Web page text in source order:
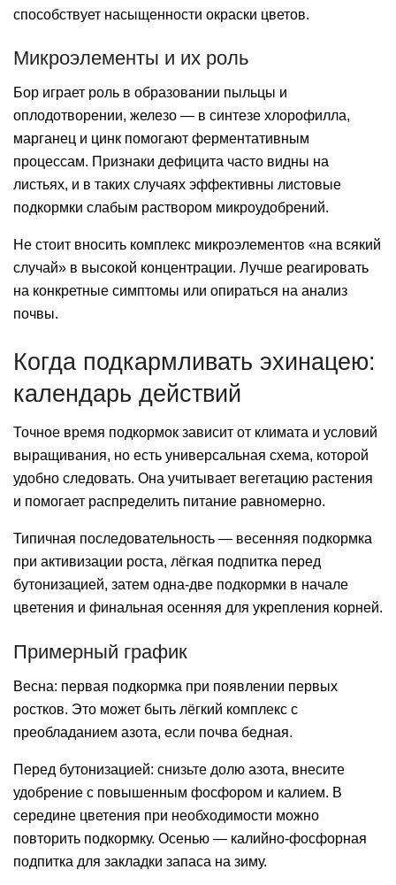
способствует насыщенности окраски цветов.
Микроэлементы и их роль
Бор играет роль в образовании пыльцы и
оплодотворении, железо — в синтезе хлорофилла,
марганец и цинк помогают ферментативным
процессам. Признаки дефицита часто видны на
листьях, и в таких случаях эффективны листовые
подкормки слабым раствором микроудобрений.
Не стоит вносить комплекс микроэлементов «на всякий
случай» в высокой концентрации. Лучше реагировать
на конкретные симптомы или опираться на анализ
почвы.
Когда подкармливать эхинацею:
календарь действий
Точное время подкормок зависит от климата и условий
выращивания, но есть универсальная схема, которой
удобно следовать. Она учитывает вегетацию растения
и помогает распределить питание равномерно.
Типичная последовательность — весенняя подкормка
при активизации роста, лёгкая подпитка перед
бутонизацией, затем одна-две подкормки в начале
цветения и финальная осенняя для укрепления корней.
Примерный график
Весна: первая подкормка при появлении первых
ростков. Это может быть лёгкий комплекс с
преобладанием азота, если почва бедная.
Перед бутонизацией: снизьте долю азота, внесите
удобрение с повышенным фосфором и калием. В
середине цветения при необходимости можно
повторить подкормку. Осенью — калийно-фосфорная
подпитка для закладки запаса на зиму.